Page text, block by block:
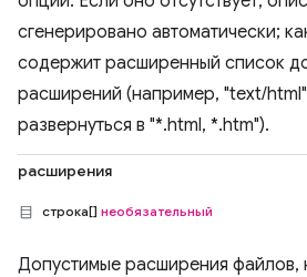
сгенерировано автоматически;
содержит расширенный список
расширений (например, "text/
развернуться в "*.html, *.htm").
расширения
строка[] необязательный
Допустимые расширения файлов,